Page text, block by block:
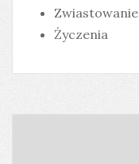
Zwiastowanie
Życzenia